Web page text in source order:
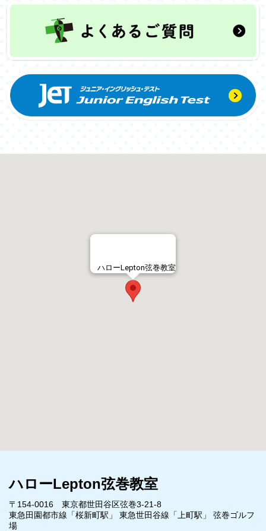
ハローLepton弦巻教室
ハローLepton弦巻教室
〒154-0016 東京都世田谷区弦巻3-21-8
東急田園都市線「桜新町駅」 東急世田谷線「上町駅」 弦巻ゴルフ
場